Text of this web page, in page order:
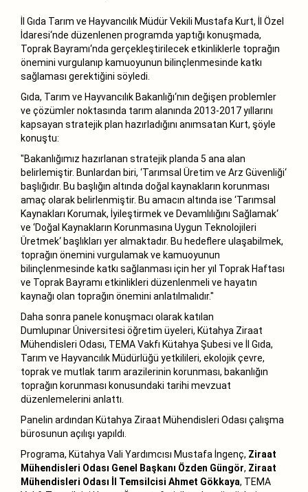
İl Gıda Tarım ve Hayvancılık Müdür Vekili Mustafa Kurt, İl Özel
İdaresi‘nde düzenlenen programda yaptığı konuşmada,
Toprak Bayramı‘nda gerçekleştirilecek etkinliklerle toprağın
önemini vurgulanıp kamuoyunun bilinçlenmesinde katkı
sağlaması gerektiğini söyledi.
Gıda, Tarım ve Hayvancılık Bakanlığı‘nın değişen problemler
ve çözümler noktasında tarım alanında 2013-2017 yıllarını
kapsayan stratejik plan hazırladığını anımsatan Kurt, şöyle
konuştu:
"Bakanlığımız hazırlanan stratejik planda 5 ana alan
belirlemiştir. Bunlardan biri, ‘Tarımsal Üretim ve Arz Güvenliği‘
başlığıdır. Bu başlığın altında doğal kaynakların korunması
amaç olarak belirlenmiştir. Bu amacın altında ise ‘Tarımsal
Kaynakları Korumak, İyileştirmek ve Devamlılığını Sağlamak‘
ve ‘Doğal Kaynakların Korunmasına Uygun Teknolojileri
Üretmek‘ başlıkları yer almaktadır. Bu hedeflere ulaşabilmek,
toprağın önemini vurgulamak ve kamuoyunun
bilinçlenmesinde katkı sağlanması için her yıl Toprak Haftası
ve Toprak Bayramı etkinlikleri düzenlenmeli ve hayatın
kaynağı olan toprağın önemini anlatılmalıdır."
Daha sonra panele konuşmacı olarak katılan
Dumlupınar Üniversitesi öğretim üyeleri, Kütahya Ziraat
Mühendisleri Odası, TEMA Vakfı Kütahya Şubesi ve İl Gıda,
Tarım ve Hayvancılık Müdürlüğü yetkilileri, ekolojik çevre,
toprak ve mutlak tarım arazilerinin korunması, bakanlığın
toprağın korunması konusundaki tarihi mevzuat
düzenlemelerini anlattı.
Panelin ardından Kütahya Ziraat Mühendisleri Odası çalışma
bürosunun açılışı yapıldı.
Programa, Kütahya Vali Yardımcısı Mustafa İngenç, Ziraat
Mühendisleri Odası Genel Başkanı Özden Güngör, Ziraat
Mühendisleri Odası İl Temsilcisi Ahmet Gökkaya, TEMA